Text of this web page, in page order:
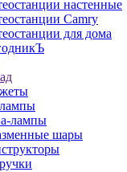
настенные
Camry
для дома
лампы
шары